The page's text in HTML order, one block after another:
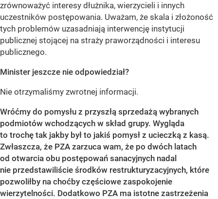
zrównoważyć interesy dłużnika, wierzycieli i innych
uczestników postępowania. Uważam, że skala i złożoność
tych problemów uzasadniają interwencję instytucji
publicznej stojącej na straży praworządności i interesu
publicznego.
Minister jeszcze nie odpowiedział?
Nie otrzymaliśmy zwrotnej informacji.
Wróćmy do pomysłu z przyszłą sprzedażą wybranych
podmiotów wchodzących w skład grupy. Wygląda
to trochę tak jakby był to jakiś pomysł z ucieczką z kasą.
Zwłaszcza, że PZA zarzuca wam, że po dwóch latach
od otwarcia obu postępowań sanacyjnych nadal
nie przedstawiliście środków restrukturyzacyjnych, które
pozwoliłby na choćby częściowe zaspokojenie
wierzytelności. Dodatkowo PZA ma istotne zastrzeżenia